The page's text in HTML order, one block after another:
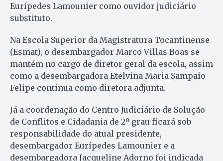
Eurípedes Lamounier como ouvidor judiciário
substituto.
Na Escola Superior da Magistratura Tocantinense
(Esmat), o desembargador Marco Villas Boas se
mantém no cargo de diretor geral da escola, assim
como a desembargadora Etelvina Maria Sampaio
Felipe continua como diretora adjunta.
Já a coordenação do Centro Judiciário de Solução
de Conflitos e Cidadania de 2º grau ficará sob
responsabilidade do atual presidente,
desembargador Eurípedes Lamounier e a
desembargadora Jacqueline Adorno foi indicada